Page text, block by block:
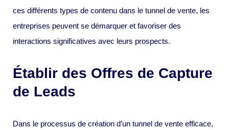
ces différents types de contenu dans le tunnel de vente, les
entreprises peuvent se démarquer et favoriser des
interactions significatives avec leurs prospects.
Établir des Offres de Capture
de Leads
Dans le processus de création d’un tunnel de vente efficace,